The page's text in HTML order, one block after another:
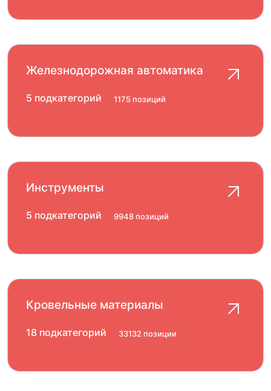
Железнодорожная автоматика
5 подкатегорий 1175 позиций
Инструменты
5 подкатегорий 9948 позиций
Кровельные материалы
18 подкатегорий 33132 позиции